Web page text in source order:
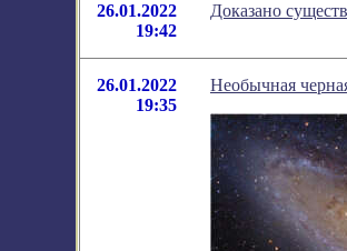
26.01.2022
19:42
Доказано
26.01.2022
19:35
Необычная